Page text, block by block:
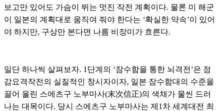
보고만 있어도 가슴이 뛰는 멋진 작전 계획이다. 물론 미 해군
이 일본의 계획대로 움직여 줘야 한다는 ‘확실한 약속’이 있어
야 하지만, 구상만 본다면 나름 비장미가 흐른다.
일단 하나씩 살펴보자. 1단계의 ‘잠수함을 통한 뇌격전’은 점
감요격작전의 실질적인 창시자이자, 일본 잠수함대의 수준을
끌어 올린 스에츠구 노부마사(末次信正)의 색채가 물씬 드러
나는 대목이다. 당시 스에츠구 노부마사는 제1차 세계대전 최